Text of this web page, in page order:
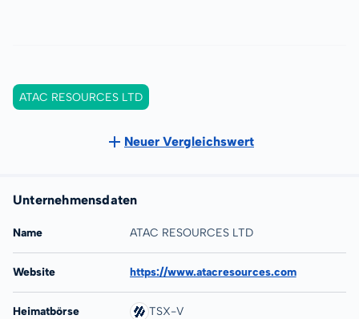
ATAC RESOURCES LTD
Neuer Vergleichswert
Unternehmensdaten
Name ATAC RESOURCES LTD
Website https://www.atacresources.com
Heimatbörse TSX-V